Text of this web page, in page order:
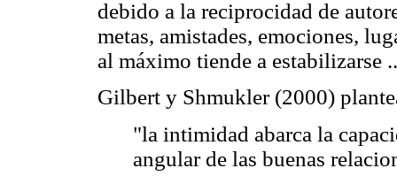
debido a la reciprocidad de
metas, amistades, emociones,
al máximo tiende a estabilizarse
Gilbert y Shmukler (2000)
"la intimidad abarca la
angular de las buenas